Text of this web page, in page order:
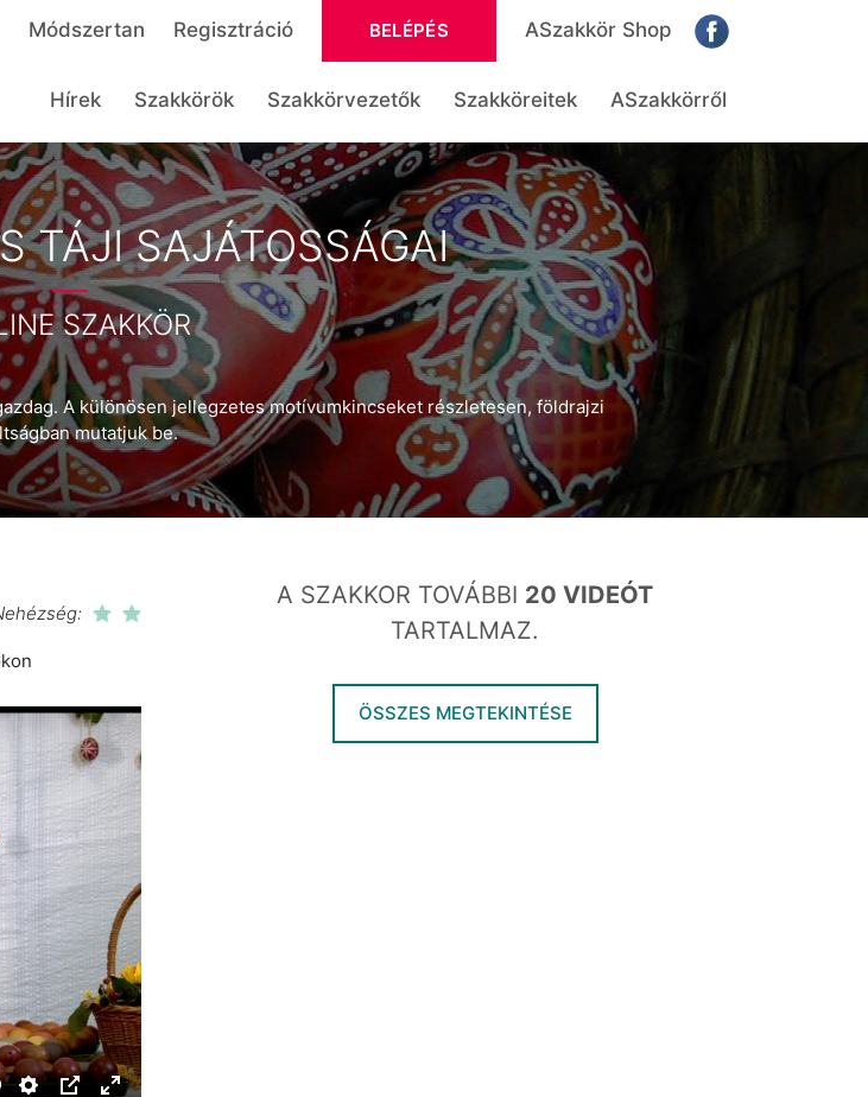
Módszertan Regisztráció BELÉPÉS ASzakkör Shop
Hírek Szakkörök Szakkörvezetők Szakköreitek ASzakkörről
TÁJI SAJÁTOSSÁGAI
SZAKKÖR
A különösen jellegzetes motívumkincseket részletesen, földrajzi
mutatjuk be.
A SZAKKOR TOVÁBBI 20 VIDEÓT
TARTALMAZ.
ÖSSZES MEGTEKINTÉSE